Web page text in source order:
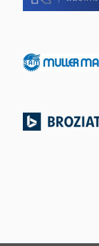
Bianco
Buehler